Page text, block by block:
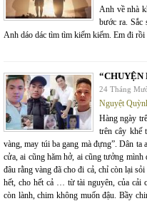
Anh về nhà
bước ra. Sắc
Anh dáo dác tìm tìm kiếm kiếm. Em đi
24 Tháng
Nguyệt
Hàng ngày
trên cây khế
vàng, may túi ba gang mà đựng”. Dân
cửa, ai cũng hăm hở, ai cũng tưởng
đâu rằng vàng đã cho đi cả, chỉ còn lại
hết, cho hết cả … từ tài nguyên, của cải
còn lành, chim không muốn đậu. Bầy